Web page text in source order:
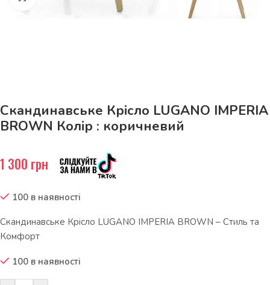
Скандинавське Крісло LUGANO IMPERIA
BROWN Колір : коричневий
1 300 грн
100 в наявності
Скандинавське Крісло LUGANO IMPERIA BROWN – Стиль та
Комфорт
100 в наявності